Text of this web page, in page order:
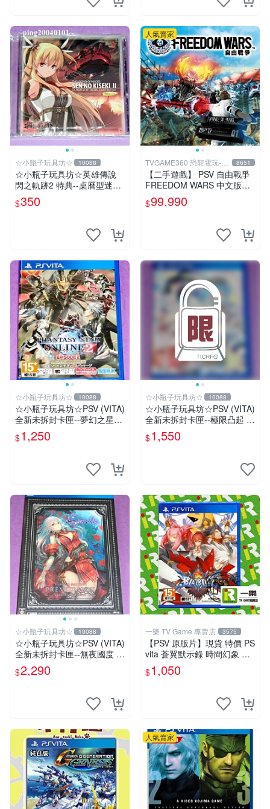
☆小瓶子玩具坊☆ 10088
☆小瓶子玩具坊☆英雄傳說
閃之軌跡2 特典--桌曆型迷你
原聲帶--"亞莉莎 Alisa"封面
(無遊戲卡匣唷)
$350
人氣賣家
TVGAME360 恐龍電玩-台
中店
8651
【二手遊戲】 PSV 自由戰爭
FREEDOM WARS 中文版
【台中恐龍電玩】
$99,990
☆小瓶子玩具坊☆ 10088
☆小瓶子玩具坊☆PSV (VITA)
全新未拆封卡匣--夢幻之星網
路版2 EPISODE 2 日文豪華
包
$1,250
☆小瓶子玩具坊☆ 10088
☆小瓶子玩具坊☆PSV (VITA)
全新未拆封卡匣--極限凸起 萌
萌水晶 / 萌情水晶 中文版
$1,550
☆小瓶子玩具坊☆ 10088
☆小瓶子玩具坊☆PSV (VITA)
全新未拆封卡匣--無夜國度 珍
藏盒版 / 限定版 (日版)
$2,290
一樂 TV Game 專賣店 3575
【PSV 原版片】現貨 特價 PS
vita 蒼翼默示錄 時間幻象 BB
CP 中文版 支援 VITA TV【一
樂電玩】
$1,050
人氣賣家